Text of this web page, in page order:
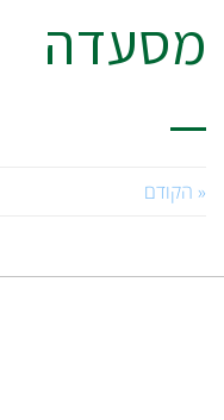
מסעדה
« הקודם